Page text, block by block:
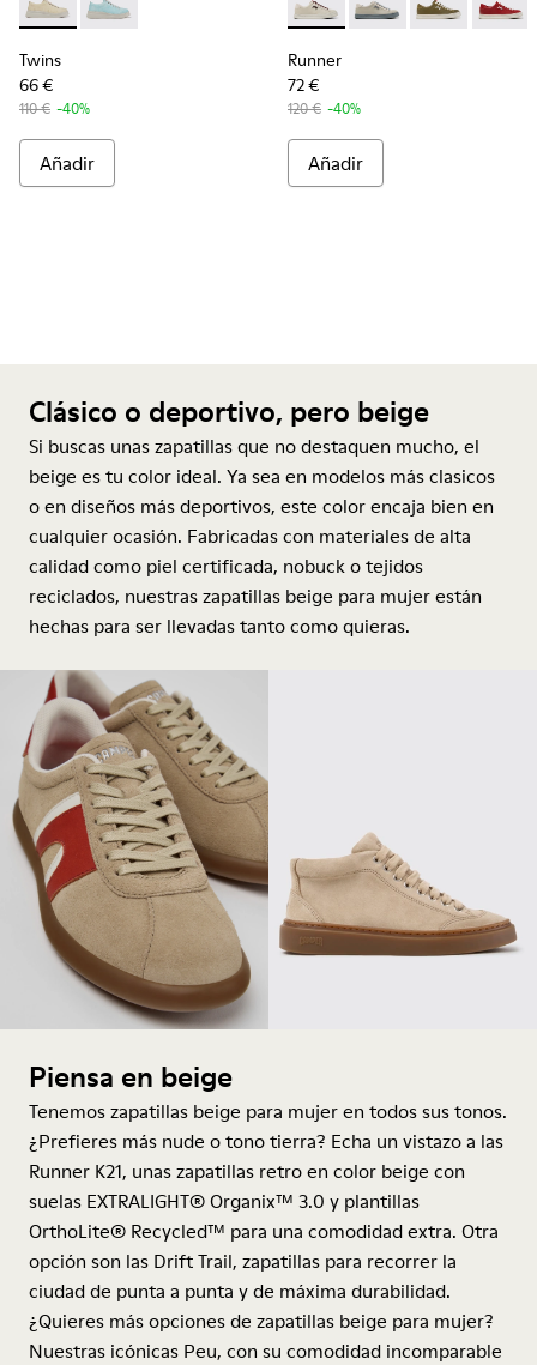
Twins - K201314-002 - Sneakers estampadas beige
Twins - K201314-001
Twins
66 €
110 € -40%
Añadir
Runner - K201855-005 -
Runner - K201855-
Runner -
Runner
72 €
120 € -40%
Añadir
Clásico o deportivo, pero beige
Si buscas unaszapatillasque no destaquen mucho, el
beige es tu color ideal. Ya sea en modelos más clasicos
o en diseños más deportivos, este color encaja bien en
cualquier ocasión. Fabricadas con materiales de alta
calidad como piel certificada, nobuck o tejidos
reciclados, nuestras zapatillas beige para mujer están
hechas para ser llevadas tanto como quieras.
Piensa en beige
Tenemos zapatillas beige para mujer en todos sus tonos.
¿Prefieres más nude o tono tierra? Echa un vistazo a las
Runner K21, unas zapatillas retro en color beige con
suelas EXTRALIGHT® Organix™ 3.0 y plantillas
OrthoLite® Recycled™ para una comodidad extra. Otra
opción son las Drift Trail, zapatillas para recorrer la
ciudad de punta a punta y de máxima durabilidad.
¿Quieres más opciones de zapatillas beige para mujer?
Nuestras icónicas Peu, con su comodidad incomparable